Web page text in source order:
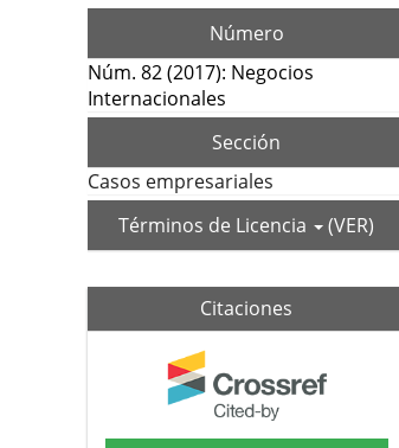
Número
Núm. 82 (2017): Negocios
Internacionales
Sección
Casos empresariales
Términos de Licencia
(VER)
Citaciones